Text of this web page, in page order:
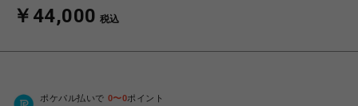
￥44,000 税込
ポケパル払いで 0〜0ポイント